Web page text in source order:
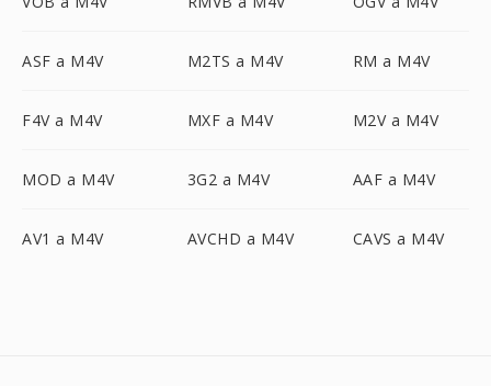
ASF a M4V M2TS a M4V RM a M4V
F4V a M4V MXF a M4V M2V a M4V
MOD a M4V 3G2 a M4V AAF a M4V
AV1 a M4V AVCHD a M4V CAVS a M4V